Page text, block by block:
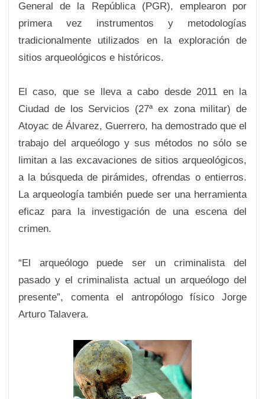
General de la República (PGR), emplearon por
primera vez instrumentos y metodologías
tradicionalmente utilizados en la exploración de
sitios arqueológicos e históricos.
El caso, que se lleva a cabo desde 2011 en la
Ciudad de los Servicios (27ª ex zona militar) de
Atoyac de Álvarez, Guerrero, ha demostrado que el
trabajo del arqueólogo y sus métodos no sólo se
limitan a las excavaciones de sitios arqueológicos,
a la búsqueda de pirámides, ofrendas o entierros.
La arqueología también puede ser una herramienta
eficaz para la investigación de una escena del
crimen.
“El arqueólogo puede ser un criminalista del
pasado y el criminalista actual un arqueólogo del
presente”, comenta el antropólogo físico Jorge
Arturo Talavera.